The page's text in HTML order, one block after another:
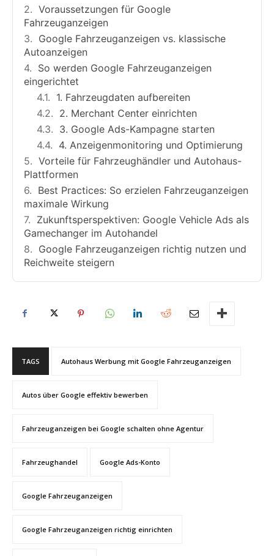
Voraussetzungen für Google
Fahrzeuganzeigen
Google Fahrzeuganzeigen vs. klassische
Autoanzeigen
So werden Google Fahrzeuganzeigen
eingerichtet
1. Fahrzeugdaten aufbereiten
2. Merchant Center einrichten
3. Google Ads-Kampagne starten
4. Anzeigenmonitoring und Optimierung
Vorteile für Fahrzeughändler und Autohaus-
Plattformen
Best Practices: So erzielen Fahrzeuganzeigen
maximale Wirkung
Zukunftsperspektiven: Google Vehicle Ads als
Gamechanger im Autohandel
Google Fahrzeuganzeigen richtig nutzen und
Reichweite steigern
TAGS Autohaus Werbung mit Google Fahrzeuganzeigen
Autos über Google effektiv bewerben
Fahrzeuganzeigen bei Google schalten ohne Agentur
Fahrzeughandel Google Ads-Konto
Google Fahrzeuganzeigen
Google Fahrzeuganzeigen richtig einrichten